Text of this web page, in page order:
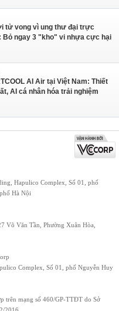
tử vong vì ung thư đại trực
Bỏ ngay 3 "kho" vi nhựa cực hại
AI Air tại Việt Nam: Thiết
AI cá nhân hóa trải nghiệm
Hapulico Complex, Số 01, phố
Hà Nội
Võ Văn Tần, Phường Xuân Hòa,
Complex, Số 01, phố Nguyễn Huy
trên mạng số 460/GP-TTĐT do Sở